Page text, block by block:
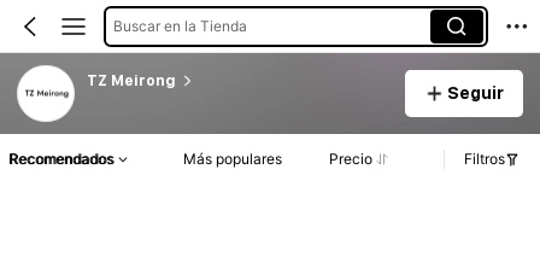
Buscar en la Tienda
TZ Meirong
Seguir
Recomendados Más populares Precio Filtros